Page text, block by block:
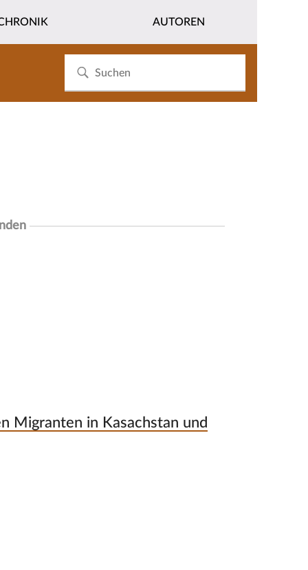
AUTOREN
Migranten in Kasachstan und